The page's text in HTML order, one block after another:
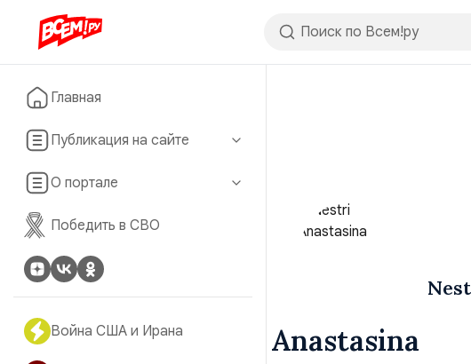
Главная
Публикация на сайте
О портале
Победить в СВО
Война США и Ирана Anastasina